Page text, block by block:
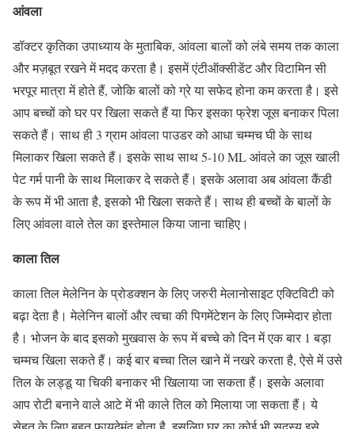
आंवला
डॉक्टर कृतिका उपाध्याय के मुताबिक, आंवला बालों को लंबे समय तक काला
और मज़बूत रखने में मदद करता है। इसमें एंटीऑक्सीडेंट और विटामिन सी
भरपूर मात्रा में होते हैं, जोकि बालों को ग्रे या सफेद होना कम करता है। इसे
आप बच्चों को घर पर खिला सकते हैं या फिर इसका फ्रेश जूस बनाकर पिला
सकते हैं। साथ ही 3 ग्राम आंवला पाउडर को आधा चम्मच घी के साथ
मिलाकर खिला सकते हैं। इसके साथ साथ 5-10 ML आंवले का जूस खाली
पेट गर्म पानी के साथ मिलाकर दे सकते हैं। इसके अलावा अब आंवला कैंडी
के रूप में भी आता है, इसको भी खिला सकते हैं। साथ ही बच्चों के बालों के
लिए आंवला वाले तेल का इस्तेमाल किया जाना चाहिए।
काला तिल
काला तिल मेलेनिन के प्रोडक्शन के लिए जरुरी मेलानोसाइट एक्टिविटी को
बढ़ा देता है। मेलेनिन बालों और त्वचा की पिगमेंटेशन के लिए जिम्मेदार होता
है। भोजन के बाद इसको मुखवास के रूप में बच्चे को दिन में एक बार 1 बड़ा
चम्मच खिला सकते हैं। कई बार बच्चा तिल खाने में नखरे करता है, ऐसे में उसे
तिल के लड्डू या चिकी बनाकर भी खिलाया जा सकता हैं। इसके अलावा
आप रोटी बनाने वाले आटे में भी काले तिल को मिलाया जा सकता हैं। ये